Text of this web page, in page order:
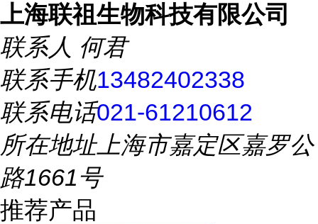
上海联祖生物科技有限公司
联系人 何君
联系手机13482402338
联系电话021-61210612
所在地址上海市嘉定区嘉罗公
路1661号
推荐产品